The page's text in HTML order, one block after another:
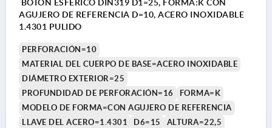
BOTÓN ESFÉRICO DIN319 D1=25, FORMA:K CON
AGUJERO DE REFERENCIA D=10, ACERO INOXIDABLE
1.4301 PULIDO
PERFORACIÓN=10
MATERIAL DEL CUERPO DE BASE=ACERO INOXIDABLE
DIÁMETRO EXTERIOR=25
PROFUNDIDAD DE PERFORACIÓN=16
FORMA=K
MODELO DE FORMA=CON AGUJERO DE REFERENCIA
LLAVE DEL ACERO=1.4301
D6=15 ALTURA=22,5